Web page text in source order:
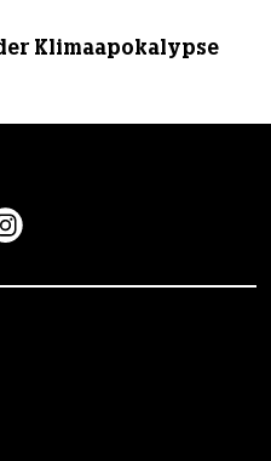
Klimaapokalypse